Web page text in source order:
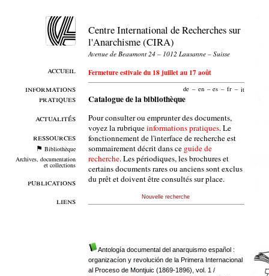
accueil
informations
pratiques
actualités
ressources
Bibliothèque
Archives, documentation
et collections
publications
liens
Centre International de Recherches sur
l'Anarchisme (CIRA)
Avenue de Beaumont 24 – 1012 Lausanne – Suisse
Fermeture estivale du 18 juillet au 17 août
de – en – es – fr – it
Catalogue de la bibliothèque
Pour consulter ou emprunter des documents,
voyez la rubriqueinformations pratiques. Le
fonctionnement de l'interface de recherche est
sommairement décrit dans ce guide de
recherche. Les périodiques, les brochures et
certains documents rares ou anciens sont exclus
du prêt et doivent être consultés sur place.
Nouvelle recherche
Antología documental del anarquismo español :
organizacíon y revolución de la Primera Internacional
al Proceso de Montjuic (1869-1896), vol. 1 /